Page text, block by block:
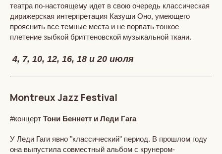
театра по-настоящему идет в свою очередь классическая
дирижерская интерпретация Казуши Оно, умеющего
прояснить все темные места и не порвать тонкое
плетение зыбкой бриттеновской музыкальной ткани.
4, 7, 10, 12, 16, 18 и 20 июля
Montreux Jazz Festival
#концерт Тони Беннетт и Леди Гага
У Леди Гаги явно "классический" период. В прошлом году
она выпустила совместный альбом с крунером-